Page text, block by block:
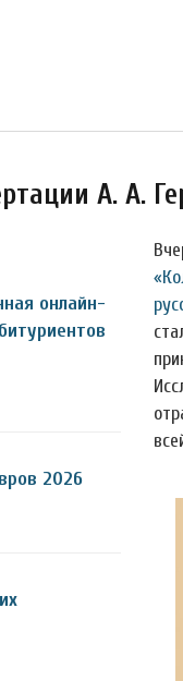
А. А.
онлайн-
2026